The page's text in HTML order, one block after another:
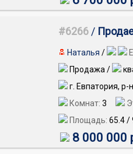
#6266 /
Наталья /
Продажа /
г. Евпатория,
Комнат: 3
Площадь: 65.4/
8 000 000